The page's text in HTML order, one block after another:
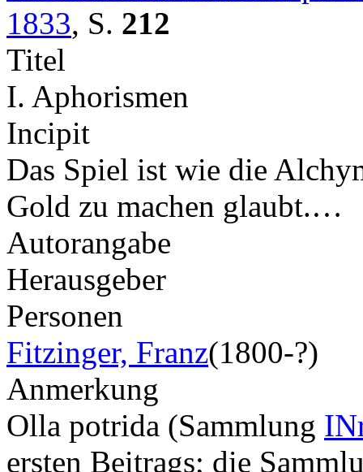
1833, S. 212
Titel
I. Aphorismen
Incipit
Das Spiel ist wie die
Gold zu machen glaubt.…
Autorangabe
Herausgeber
Personen
Fitzinger, Franz(1800-?)
Anmerkung
Olla potrida (Sammlung
ersten Beitrags; die